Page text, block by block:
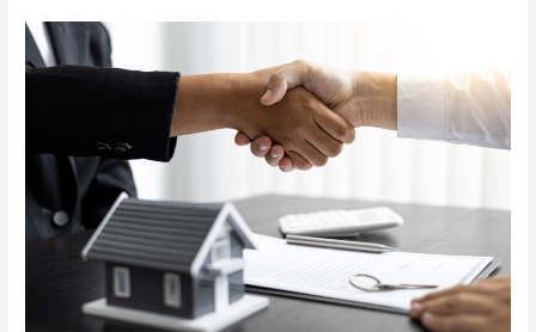
La
Importancia
Apartamento
con
Inmobiliaria